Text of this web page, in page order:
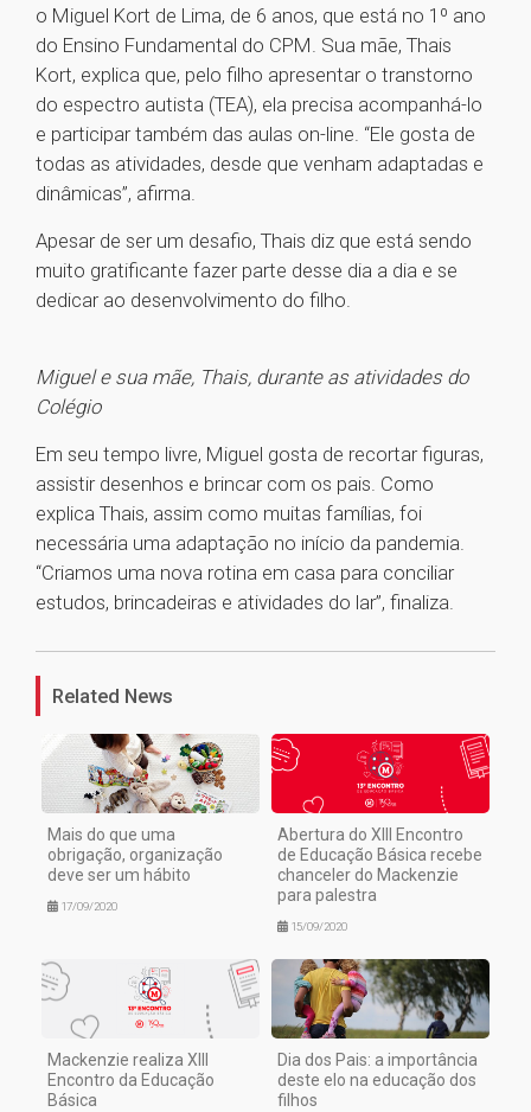
o Miguel Kort de Lima, de 6 anos, que está no 1º ano
do Ensino Fundamental do CPM. Sua mãe, Thais
Kort, explica que, pelo filho apresentar o transtorno
do espectro autista (TEA), ela precisa acompanhá-lo
e participar também das aulas on-line. “Ele gosta de
todas as atividades, desde que venham adaptadas e
dinâmicas”, afirma.
Apesar de ser um desafio, Thais diz que está sendo
muito gratificante fazer parte desse dia a dia e se
dedicar ao desenvolvimento do filho.
Miguel e sua mãe, Thais, durante as atividades do
Colégio
Em seu tempo livre, Miguel gosta de recortar figuras,
assistir desenhos e brincar com os pais. Como
explica Thais, assim como muitas famílias, foi
necessária uma adaptação no início da pandemia.
“Criamos uma nova rotina em casa para conciliar
estudos, brincadeiras e atividades do lar”, finaliza.
1
Related News
Mais do que uma
obrigação, organização
deve ser um hábito
17/09/2020
Abertura do XIII Encontro
de Educação Básica recebe
chanceler do Mackenzie
para palestra
15/09/2020
Mackenzie realiza XIII
Encontro da Educação
Básica
Dia dos Pais: a importância
deste elo na educação dos
filhos